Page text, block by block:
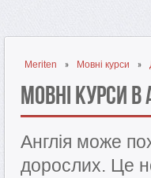
Meriten Мовні курси
Мовні курси в
Англія може
дорослих. Це